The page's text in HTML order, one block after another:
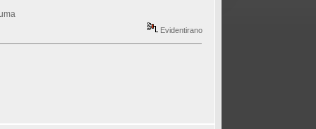
Evidentirano